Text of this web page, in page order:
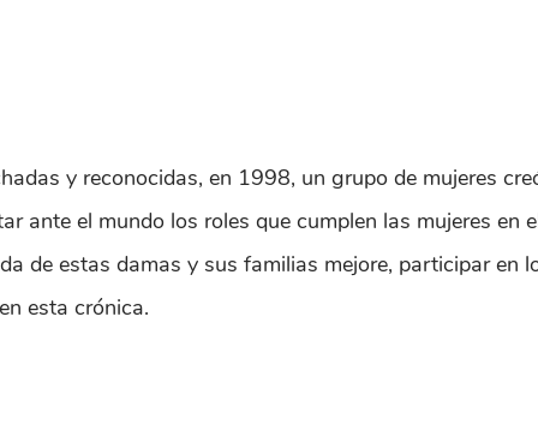
y reconocidas, en 1998, un grupo de mujeres
ante el mundo los roles que cumplen las mujeres en
de estas damas y sus familias mejore, participar en
esta crónica.